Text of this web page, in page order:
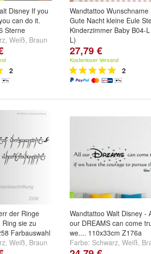
Disney If you
can do it.
Sterne
, Weiß, Braun
2
Wandtattoo Wunschname
Gute Nacht kleine Eule
Kinderzimmer Baby B04-
L)
Farbe:Schwarz
undweitere ...
27,79 €
Kostenloser Versand
2
der Ringe
sie zu
Farbauswahl
, Weiß, Braun
Wandtattoo Walt Disney -
our DREAMS can come
we.... 110x33cm Z176a
Farbe: Schwarz, Weiß,
und weitere ...